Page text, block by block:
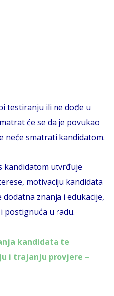
testiranju ili ne dođe u
će se da je povukao
neće smatrati kandidatom.
kandidatom utvrđuje
motivaciju kandidata
znanja i edukacije,
postignuća u radu.
kandidata te
i trajanju provjere –